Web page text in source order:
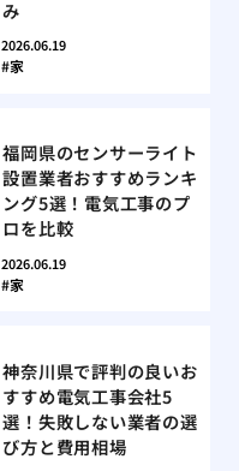
み
2026.06.19
家
福岡県のセンサーライト
設置業者おすすめランキ
ング5選！電気工事のプ
ロを比較
2026.06.19
家
神奈川県で評判の良いお
すすめ電気工事会社5
選！失敗しない業者の選
び方と費用相場